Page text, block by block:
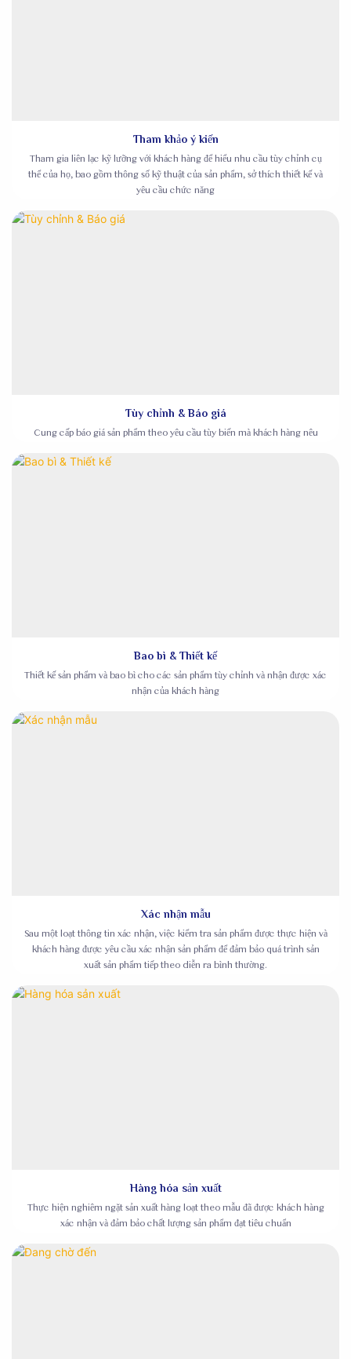
Tham khảo ý kiến
Tham gia liên lạc kỹ lưỡng với khách hàng để hiểu nhu cầu tùy chỉnh cụ
thể của họ, bao gồm thông số kỹ thuật của sản phẩm, sở thích thiết kế và
yêu cầu chức năng
Tùy chỉnh & Báo giá
Cung cấp báo giá sản phẩm theo yêu cầu tùy biến mà khách hàng nêu
Bao bì & Thiết kế
Thiết kế sản phẩm và bao bì cho các sản phẩm tùy chỉnh và nhận được xác
nhận của khách hàng
Xác nhận mẫu
Sau một loạt thông tin xác nhận, việc kiểm tra sản phẩm được thực hiện và
khách hàng được yêu cầu xác nhận sản phẩm để đảm bảo quá trình sản
xuất sản phẩm tiếp theo diễn ra bình thường.
Hàng hóa sản xuất
Thực hiện nghiêm ngặt sản xuất hàng loạt theo mẫu đã được khách hàng
xác nhận và đảm bảo chất lượng sản phẩm đạt tiêu chuẩn